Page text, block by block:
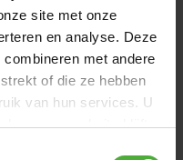
site met onze
en analyse. Deze
met andere
of die ze hebben
van hun services. U
u onze website blijft
- 190 cm